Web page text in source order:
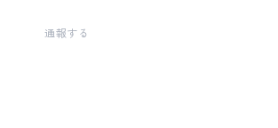
通報する